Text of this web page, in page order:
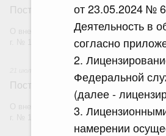
от 23.05.2024 №
Деятельность в
согласно
2.
Федеральной
(далее -
3.
намерении
Постановление Правительства
О внесении изменений в постановление
Постановление Правительства
О внесении изменений в постановление